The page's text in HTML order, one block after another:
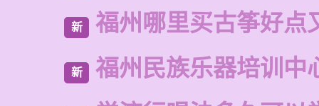
新 福州哪里买古筝好点
新 福州民族乐器培训中